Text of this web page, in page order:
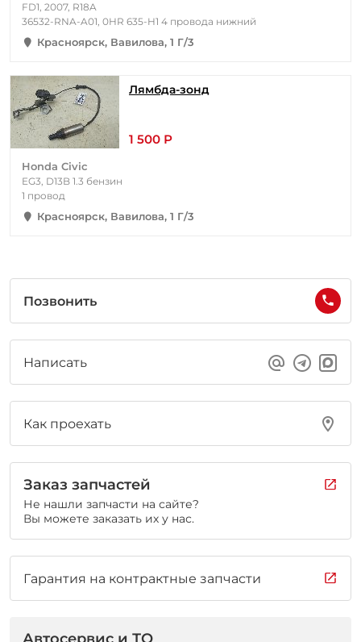
FD1, 2007, R18A
36532-RNA-A01, 0HR 635-H1 4 провода нижний
Красноярск, Вавилова, 1 Г/3
Лямбда-зонд
1 500 Р
Honda Civic
EG3, D13B 1.3 бензин
1 провод
Красноярск, Вавилова, 1 Г/3
Позвонить
Написать
Как проехать
Заказ запчастей
Не нашли запчасти на сайте?
Вы можете заказать их у нас.
Гарантия на контрактные запчасти